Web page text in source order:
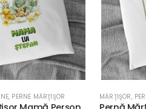
PERNE MĂRŢIŞOR MĂRŢIŞOR,PERNE,